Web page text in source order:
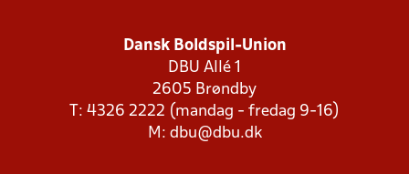
Dansk Boldspil-Union
DBU Allé 1
2605 Brøndby
T: 4326 2222 (mandag - fredag 9-16)
M: dbu@dbu.dk